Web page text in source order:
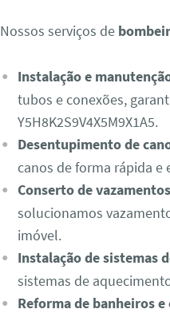
Nossos serviços de
Instalação e
tubos e conexões,
Y5H8K2S9V4X5M9X1A5.
Desentupimento de
canos de forma rápida
Conserto de vazamentos
solucionamos
imóvel.
Instalação de sistemas
sistemas de
Reforma de banheiros e